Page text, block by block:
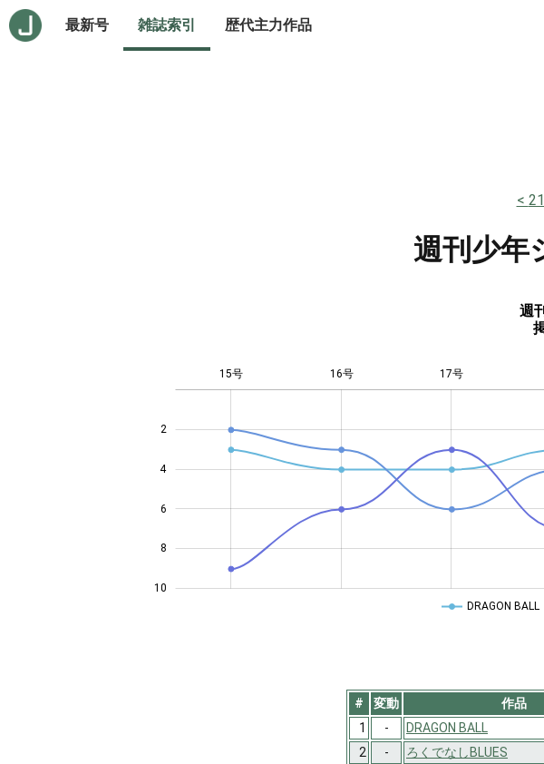
最新号 雑誌索引 歴代主力作品
週刊少年
週
2
4
6
8
10
15号 16号 17号
DRAGON BALL
# 変動 作品
1
- DRAGON BALL
2
- ろくでなしBLUES